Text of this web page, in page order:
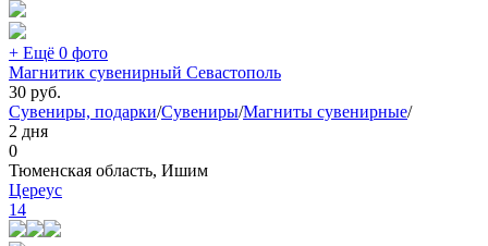
+ Ещё 0 фото
Магнитик сувенирный Севастополь
30 руб.
Сувениры, подарки/Сувениры/Магниты сувенирные/
2 дня
0
Тюменская область, Ишим
Цереус
14